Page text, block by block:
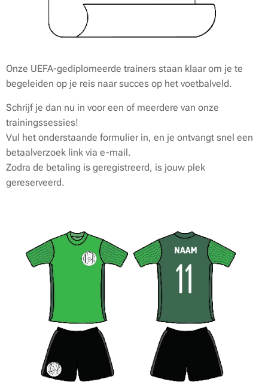
Onze UEFA-gediplomeerde trainers staan klaar om je te
begeleiden op je reis naar succes op het voetbalveld.
Schrijf je dan nu in voor een of meerdere van onze
trainingssessies!
Vul het onderstaande formulier in, en je ontvangt snel een
betaalverzoek link via e-mail.
Zodra de betaling is geregistreerd, is jouw plek
gereserveerd.